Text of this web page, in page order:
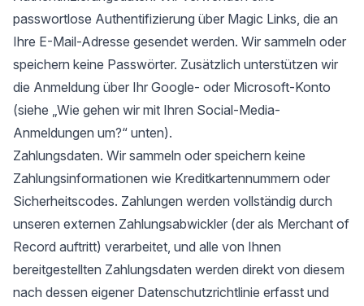
passwortlose Authentifizierung über Magic Links, die an
Ihre E-Mail-Adresse gesendet werden. Wir sammeln oder
speichern keine Passwörter. Zusätzlich unterstützen wir
die Anmeldung über Ihr Google- oder Microsoft-Konto
(siehe „Wie gehen wir mit Ihren Social-Media-
Anmeldungen um?“ unten).
Zahlungsdaten. Wir sammeln oder speichern keine
Zahlungsinformationen wie Kreditkartennummern oder
Sicherheitscodes. Zahlungen werden vollständig durch
unseren externen Zahlungsabwickler (der als Merchant of
Record auftritt) verarbeitet, und alle von Ihnen
bereitgestellten Zahlungsdaten werden direkt von diesem
nach dessen eigener Datenschutzrichtlinie erfasst und